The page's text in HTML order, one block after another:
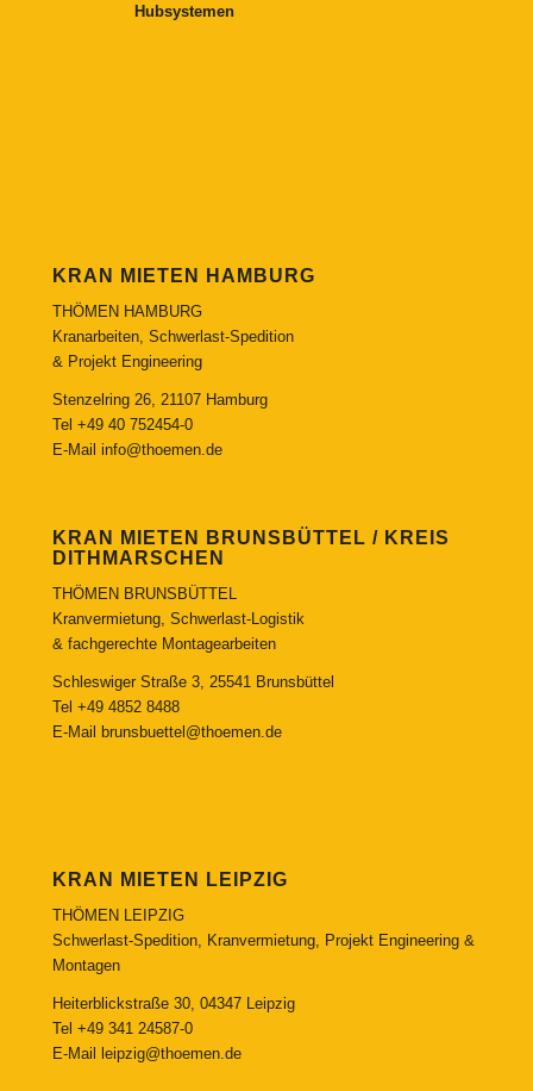
Hubsystemen
KRAN MIETEN HAMBURG
THÖMEN HAMBURG
Kranarbeiten, Schwerlast-Spedition
& Projekt Engineering
Stenzelring 26, 21107 Hamburg
Tel +49 40 752454-0
E-Mail info@thoemen.de
KRAN MIETEN BRUNSBÜTTEL / KREIS
DITHMARSCHEN
THÖMEN BRUNSBÜTTEL
Kranvermietung, Schwerlast-Logistik
& fachgerechte Montagearbeiten
Schleswiger Straße 3, 25541 Brunsbüttel
Tel +49 4852 8488
E-Mail
brunsbuettel@thoemen.de
KRAN MIETEN LEIPZIG
THÖMEN LEIPZIG
Schwerlast-Spedition, Kranvermietung, Projekt Engineering &
Montagen
Heiterblickstraße 30, 04347 Leipzig
Tel +49 341 24587-0
E-Mail
leipzig@thoemen.de